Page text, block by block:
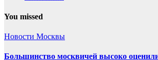
You missed
Новости Москвы
Большинство москвичей высоко